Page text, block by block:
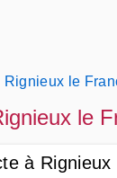
Rignieux le
le
à Rignieux